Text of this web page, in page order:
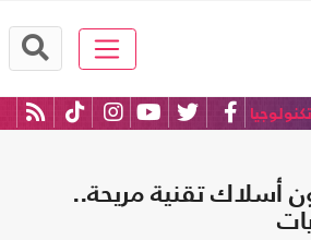
أسلاك تقنية مريحة..